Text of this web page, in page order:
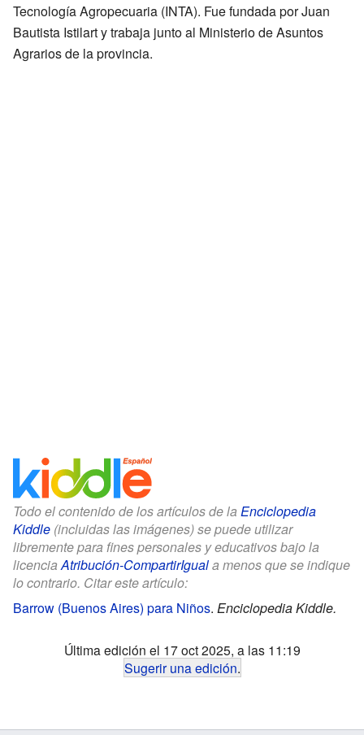
Tecnología Agropecuaria (INTA). Fue fundada por Juan
Bautista Istilart y trabaja junto al Ministerio de Asuntos
Agrarios de la provincia.
Todo el contenido de los artículos de la Enciclopedia
Kiddle (incluidas las imágenes) se puede utilizar
libremente para fines personales y educativos bajo la
licenciaAtribución-CompartirIguala menos que se indique
lo contrario. Citar este artículo:
Barrow (Buenos Aires) para Niños. Enciclopedia Kiddle.
Última edición el 17 oct 2025, a las 11:19
Sugerir una edición.